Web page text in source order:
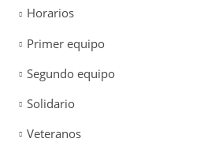
Horarios
Primer equipo
Segundo equipo
Solidario
Veteranos